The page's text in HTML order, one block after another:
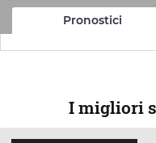
Pronostici
I migliori